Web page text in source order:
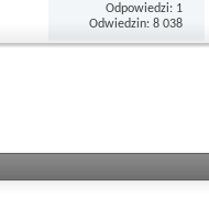
Odpowiedzi: 1
Odwiedzin: 8 038